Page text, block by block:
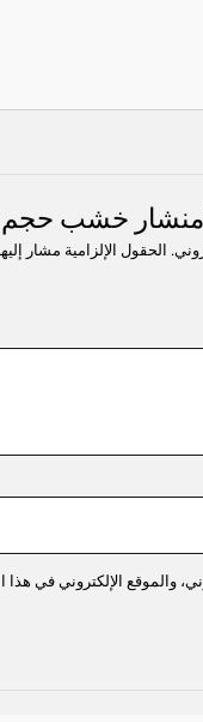
خشب
الحقول الإلزامية مشار
والموقع الإلكتروني في هذا